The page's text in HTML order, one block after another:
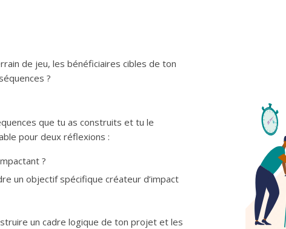
de jeu, les bénéficiaires cibles de ton
?
que tu as construits et tu le
pour deux réflexions :
?
un objectif spécifique créateur d’impact
un cadre logique de ton projet et les